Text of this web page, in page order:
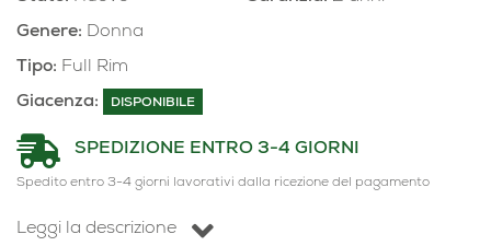
Genere: Donna
Tipo: Full Rim
Giacenza: DISPONIBILE
SPEDIZIONE ENTRO 3-4 GIORNI
Spedito entro 3-4 giorni lavorativi dalla ricezione del pagamento
Leggi la descrizione